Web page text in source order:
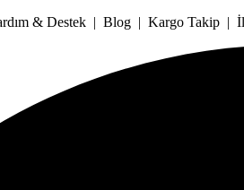
& Destek | Blog | Kargo Takip |